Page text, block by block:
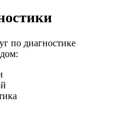
по диагностике